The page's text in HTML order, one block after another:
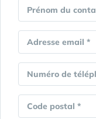
Prénom du
Adresse email *
Numéro de
Code postal *